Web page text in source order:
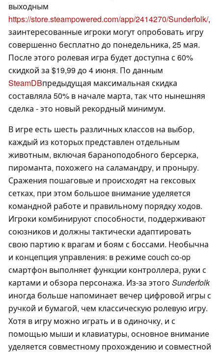
выходным
https://store.steampowered.com/app/2414270/Sunderfolk/,
заинтересованные игроки могут опробовать игру
совершенно бесплатно до понедельника, 25 мая.
После этого ролевая игра будет доступна с 60%
скидкой за $19,99 до 4 июня. По данным
SteamDBпредыдущая максимальная скидка
составляла 50% в начале марта, так что нынешняя
сделка - это новый рекордный минимум.
В игре есть шесть различных классов на выбор,
каждый из которых представлен отдельным
животным, включая бараноподобного берсерка,
пироманта, похожего на саламандру, и проныру.
Сражения пошаговые и происходят на гексовых
сетках, при этом большое внимание уделяется
командной работе и правильному порядку ходов.
Игроки комбинируют способности, поддерживают
союзников и должны тактически адаптировать
свою партию к врагам и боям с боссами. Необычна
и концепция управления: в режиме couch co-op
смартфон выполняет функции контроллера, руки с
картами и обзора персонажа. Из-за этого Sunderfolk
иногда больше напоминает вечер цифровой игры с
ручкой и бумагой, чем классическую ролевую игру.
Хотя в игру можно играть и в одиночку, и с
помощью мыши и клавиатуры, основное внимание
уделяется совместному прохождению и совместной